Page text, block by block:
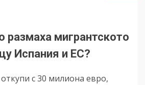
мигрантското
Испания и ЕС?
с 30 милиона евро,